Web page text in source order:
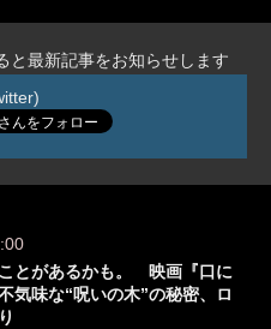
と最新記事をお知らせします
とがあるかも。 映画『口に
気味な“呪いの木”の秘密、ロ